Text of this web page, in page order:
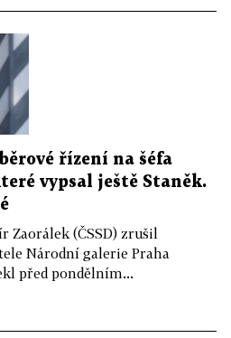
řízení na šéfa
vypsal ještě Staněk.
(ČSSD) zrušil
Národní galerie Praha
před pondělním...